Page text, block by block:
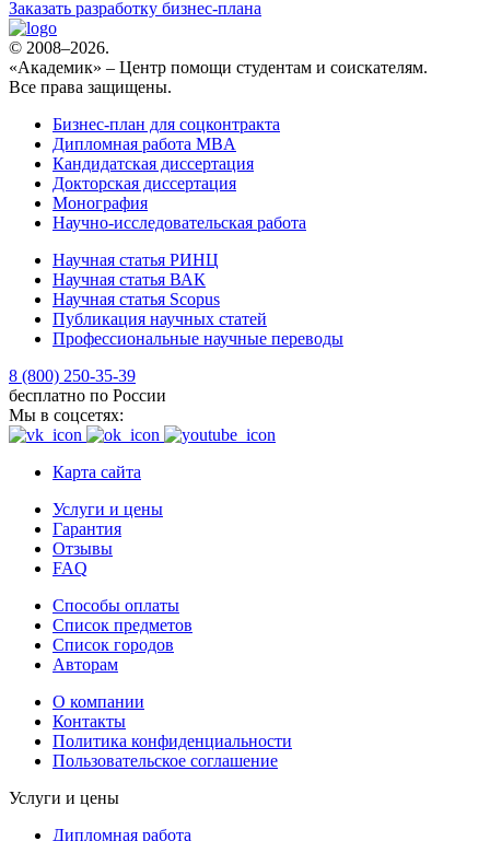
Заказать разработку бизнес-плана
© 2008–2026.
«Академик» – Центр помощи студентам и соискателям.
Все права защищены.
Бизнес-план для соцконтракта
Дипломная работа MBA
Кандидатская диссертация
Докторская диссертация
Монография
Научно-исследовательская работа
Научная статья РИНЦ
Научная статья ВАК
Научная статья Scopus
Публикация научных статей
Профессиональные научные переводы
8 (800) 250-35-39
бесплатно по России
Мы в соцсетях:
Карта сайта
Услуги и цены
Гарантия
Отзывы
FAQ
Способы оплаты
Список предметов
Список городов
Авторам
О компании
Контакты
Политика конфиденциальности
Пользовательское соглашение
Услуги и цены
Дипломная работа